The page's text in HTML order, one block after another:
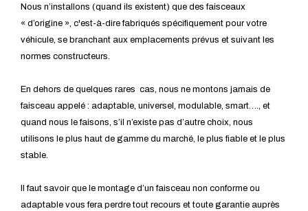
Nous n’installons (quand ils existent) que des faisceaux
« d’origine », c'est-à-dire fabriqués spécifiquement pour votre
véhicule, se branchant aux emplacements prévus et suivant les
normes constructeurs.
En dehors de quelques rares cas, nous ne montons jamais de
faisceau appelé : adaptable, universel, modulable, smart…., et
quand nous le faisons, s’il n’existe pas d’autre choix, nous
utilisons le plus haut de gamme du marché, le plus fiable et le plus
stable.
Il faut savoir que le montage d’un faisceau non conforme ou
adaptable vous fera perdre tout recours et toute garantie auprès